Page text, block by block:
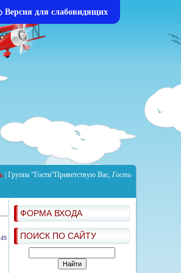
Версия для слабовидящих
Группа "Гости"Приветствую Вас, Гость
ФОРМА ВХОДА
ПОИСК ПО САЙТУ